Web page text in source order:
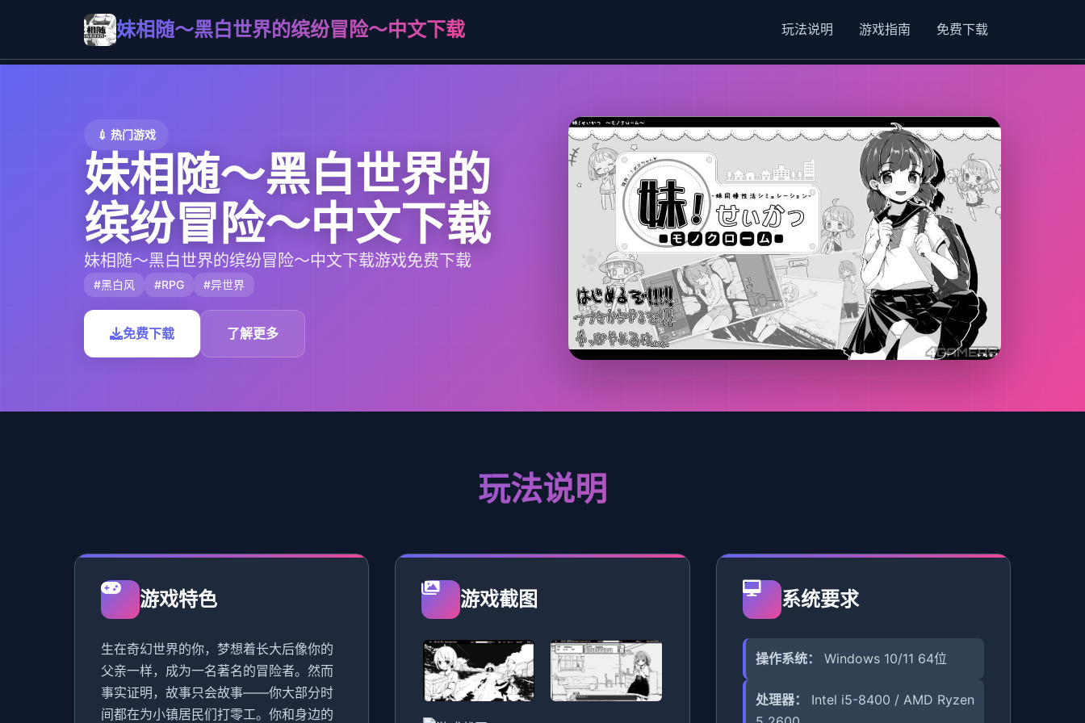
妹相随～黑白世界的缤纷冒险～中文下载 玩法说明 游戏指南 免费下载
💉 热门游戏
妹相随～黑白世界的
缤纷冒险～中文下载
妹相随～黑白世界的缤纷冒险～中文下载游戏免费下载
#黑白风 #RPG #异世界
免费下载 了解更多
玩法说明
游戏特色
生在奇幻世界的你，梦想着长大后像你的
父亲一样，成为一名著名的冒险者。然而
事实证明，故事只会故事——你大部分时
间都在为小镇居民们打零工。你和身边的
游戏截图 系统要求
操作系统： Windows 10/11 64位
处理器：
Intel i5-8400 / AMD Ryzen